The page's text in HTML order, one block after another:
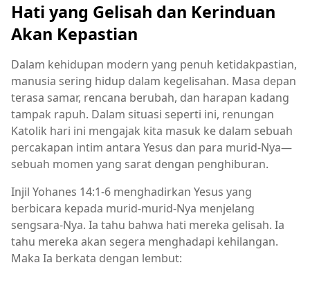
Hati yang Gelisah dan Kerinduan
Akan Kepastian
Dalam kehidupan modern yang penuh ketidakpastian,
manusia sering hidup dalam kegelisahan. Masa depan
terasa samar, rencana berubah, dan harapan kadang
tampak rapuh. Dalam situasi seperti ini, renungan
Katolik hari ini mengajak kita masuk ke dalam sebuah
percakapan intim antara Yesus dan para murid-Nya—
sebuah momen yang sarat dengan penghiburan.
Injil Yohanes 14:1-6 menghadirkan Yesus yang
berbicara kepada murid-murid-Nya menjelang
sengsara-Nya. Ia tahu bahwa hati mereka gelisah. Ia
tahu mereka akan segera menghadapi kehilangan.
Maka Ia berkata dengan lembut: